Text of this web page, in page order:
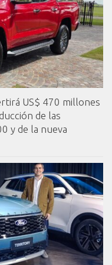
US$ 470 millones
de las
y de la nueva